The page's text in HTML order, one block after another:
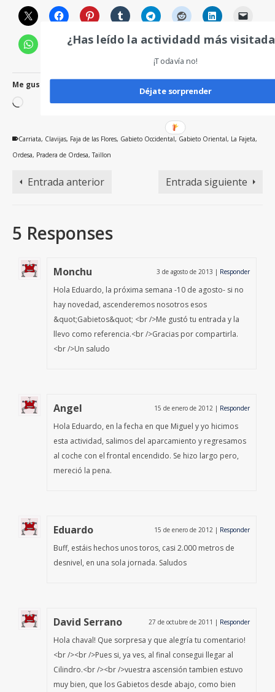
Me gusta esto:
Cargando...
Carriata, Clavijas, Faja de las Flores, Gabieto Occidental, Gabieto Oriental, La Fajeta,
Ordesa, Pradera de Ordesa,Taillon
Entrada anterior Entrada siguiente
5 Responses
Monchu 3 de agosto de 2013 | Responder
Hola Eduardo, la próxima semana -10 de agosto- si no
hay novedad, ascenderemos nosotros esos
&quot;Gabietos&quot; <br />Me gustó tu entrada y la
llevo como referencia.<br />Gracias por compartirla.
<br />Un saludo
Angel 15 de enero de 2012 | Responder
Hola Eduardo, en la fecha en que Miguel y yo hicimos
esta actividad, salimos del aparcamiento y regresamos
al coche con el frontal encendido. Se hizo largo pero,
mereció la pena.
Eduardo 15 de enero de 2012 | Responder
Buff, estáis hechos unos toros, casi 2.000 metros de
desnivel, en una sola jornada. Saludos
David Serrano 27 de octubre de 2011 | Responder
Hola chaval! Que sorpresa y que alegría tu comentario!
<br /><br />Pues si, ya ves, al final consegui llegar al
Cilindro.<br /><br />vuestra ascensión tambien estuvo
muy bien, que los Gabietos desde abajo, como bien
¿Has leído la actividadd más
¡Todavía no!
Déjate sorprender